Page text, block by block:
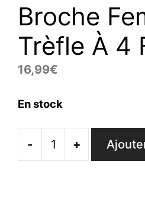
Broche
Trèfle À 4
16,99€
En stock
-
quantité
+